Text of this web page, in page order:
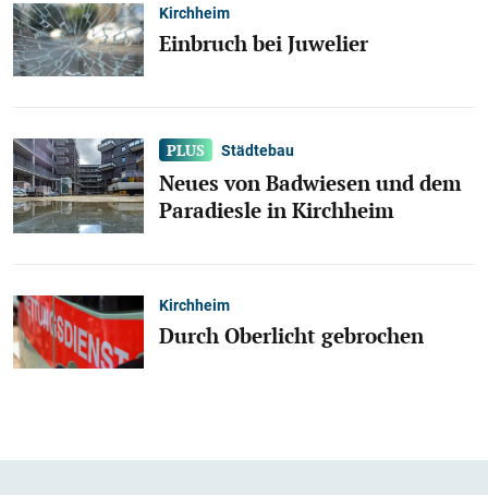
Kirchheim
Einbruch bei Juwelier
Städtebau
Neues von Badwiesen und dem
Paradiesle in Kirchheim
Kirchheim
Durch Oberlicht gebrochen